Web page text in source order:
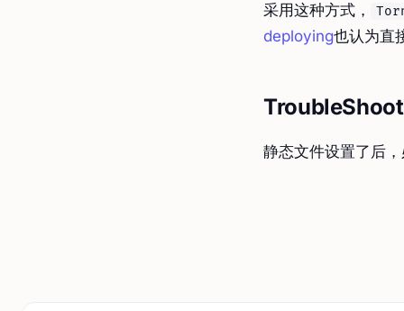
采用这种方式，
deploying也认为直
静态文件设置了后